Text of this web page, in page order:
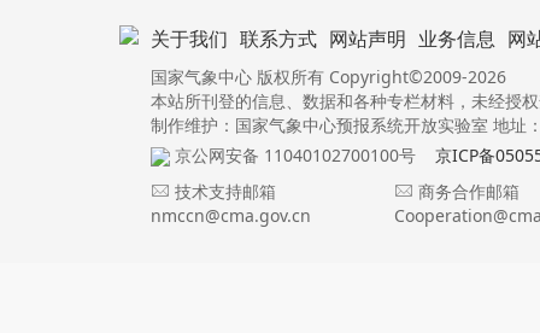
关于我们 联系方式 网站声明 业务信息 网
国家气象中心 版权所有 Copyright©2009-2026
本站所刊登的信息、数据和各种专栏材料，未经授
制作维护：国家气象中心预报系统开放实验室 地址
京公网安备 11040102700100号
京ICP备
技术支持邮箱
nmccn@cma.gov.cn
商务合作邮箱